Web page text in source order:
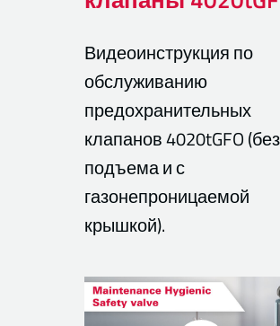
Видеоинструкция по
обслуживанию
предохранительных
клапанов 4020tGFO (без
подъема и с
газонепроницаемой
крышкой).